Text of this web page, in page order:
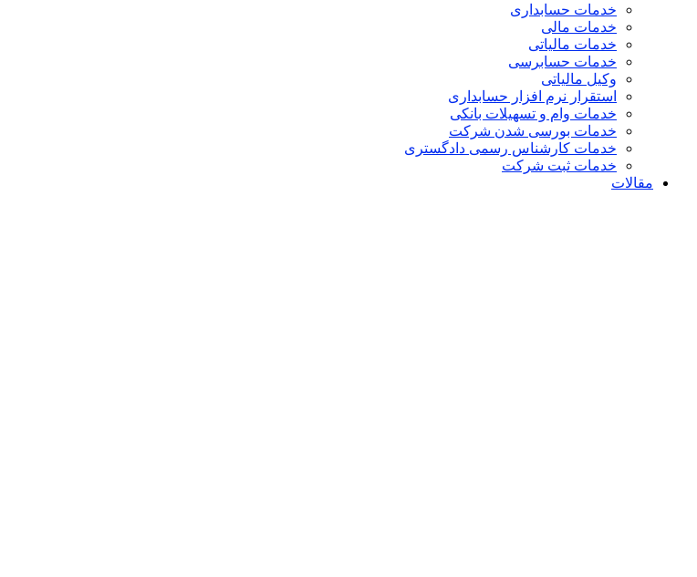
خدمات حسابداری
خدمات مالی
خدمات مالیاتی
خدمات حسابرسی
وکیل مالیاتی
استقرار نرم افزار حسابداری
خدمات وام و تسهیلات بانکی
خدمات بورسی شدن شرکت
خدمات کارشناس رسمی دادگستری
خدمات ثبت شرکت
مقالات